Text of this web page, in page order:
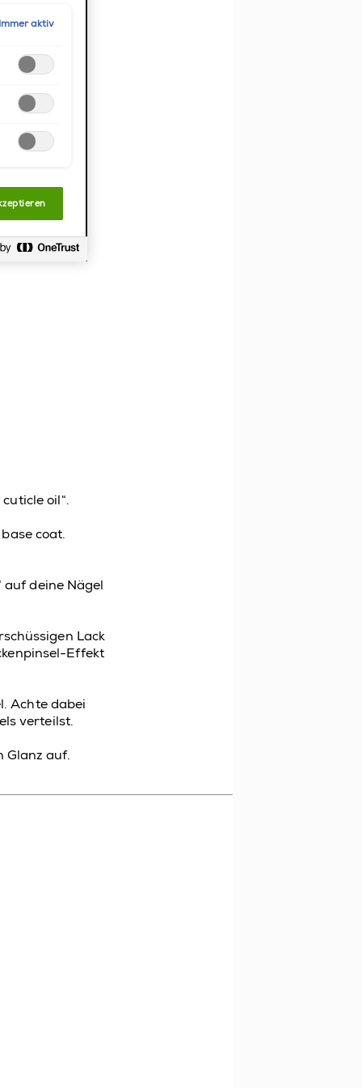
cuticleoil“.
basecoat.
auf deine Nägel
Lack
Effekt
Achte dabei
verteilst.
Glanz auf.
Immer aktiv